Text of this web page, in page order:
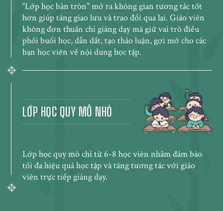
“Lớp học bàn tròn" mở ra không gian tương tác tốt
hơn giúp tăng giao lưu và trao đổi qua lại. Giáo viên
không đơn thuần chỉ giảng dạy mà giữ vai trò điều
phối buổi học, dẫn dắt, tạo thảo luận, gợi mở cho các
bạn học viên về nội dung học tập.
LỚP HỌC QUY MÔ NHỎ
Lớp học quy mô chỉ từ 6-8 học viên nhằm đảm bảo
tối đa hiệu quả học tập và tăng tương tác với giáo
viên trực tiếp giảng dạy.